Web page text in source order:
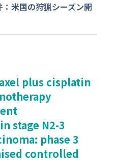
⽶国の狩猟シーズン開
plus cisplatin
stage N2-3
phase 3
controlled